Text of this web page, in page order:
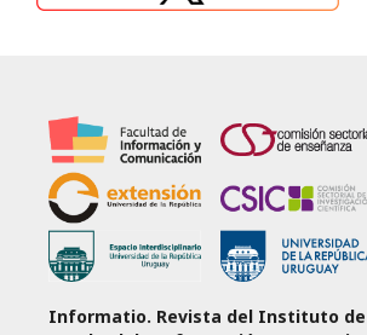
Informatio. Revista del Instituto